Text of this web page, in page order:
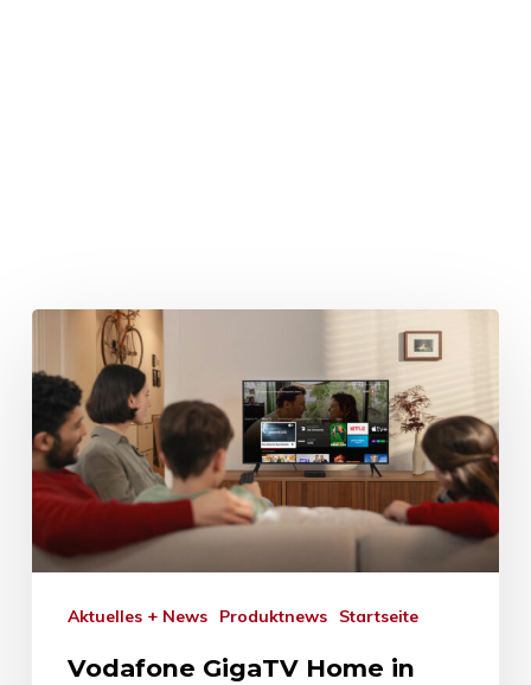
Aktuelles + News Produktnews Startseite
Vodafone GigaTV Home in